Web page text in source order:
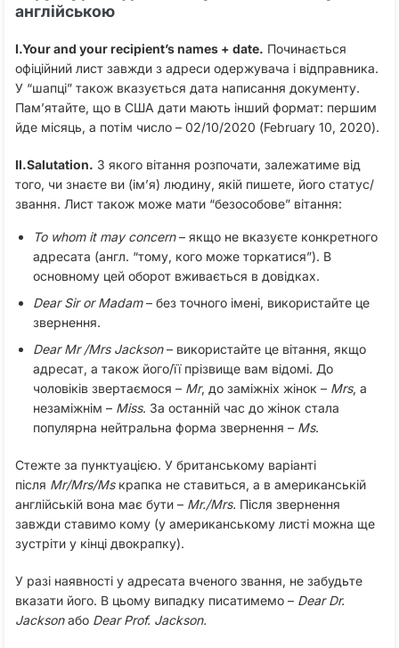
англійською
I.Your and your recipient’s names + date. Починається
офіційний лист завжди з адреси одержувача і відправника.
У “шапці” також вказується дата написання документу.
Пам’ятайте, що в США дати мають інший формат: першим
йде місяць, а потім число – 02/10/2020 (February 10, 2020).
II.Salutation. З якого вітання розпочати, залежатиме від
того, чи знаєте ви (ім’я) людину, якій пишете, його статус/
звання. Лист також може мати “безособове” вітання:
To whom it may concern– якщо не вказуєте конкретного
адресата (англ. “тому, кого може торкатися”). В
основному цей оборот вживається в довідках.
Dear Sir or Madam– без точного імені, використайте це
звернення.
Dear Mr /Mrs Jackson– використайте це вітання, якщо
адресат, а також його/її прізвище вам відомі. До
чоловіків звертаємося – Mr, до заміжніх жінок – Mrs, а
незаміжнім – Miss. За останній час до жінок стала
популярна нейтральна форма звернення – Ms.
Стежте за пунктуацією. У британському варіанті
після Mr/Mrs/Msкрапка не ставиться, а в американській
англійській вона має бути – Mr./Mrs. Після звернення
завжди ставимо кому (у американському листі можна ще
зустріти у кінці двокрапку).
У разі наявності у адресата вченого звання, не забудьте
вказати його. В цьому випадку писатимемо – Dear Dr.
Jacksonабо Dear Prof. Jackson.